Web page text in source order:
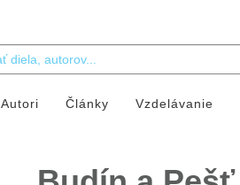
Autori Články Vzdelávanie